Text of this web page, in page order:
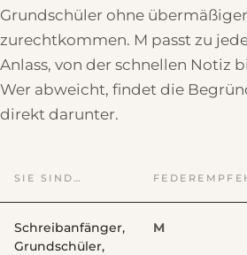
Grundschüler ohne
zurechtkommen. M passt zu
Anlass, von der schnellen Notiz
Wer abweicht, findet die
direkt darunter.
SIE SIND…
Schreibanfänger,
Grundschüler,
M